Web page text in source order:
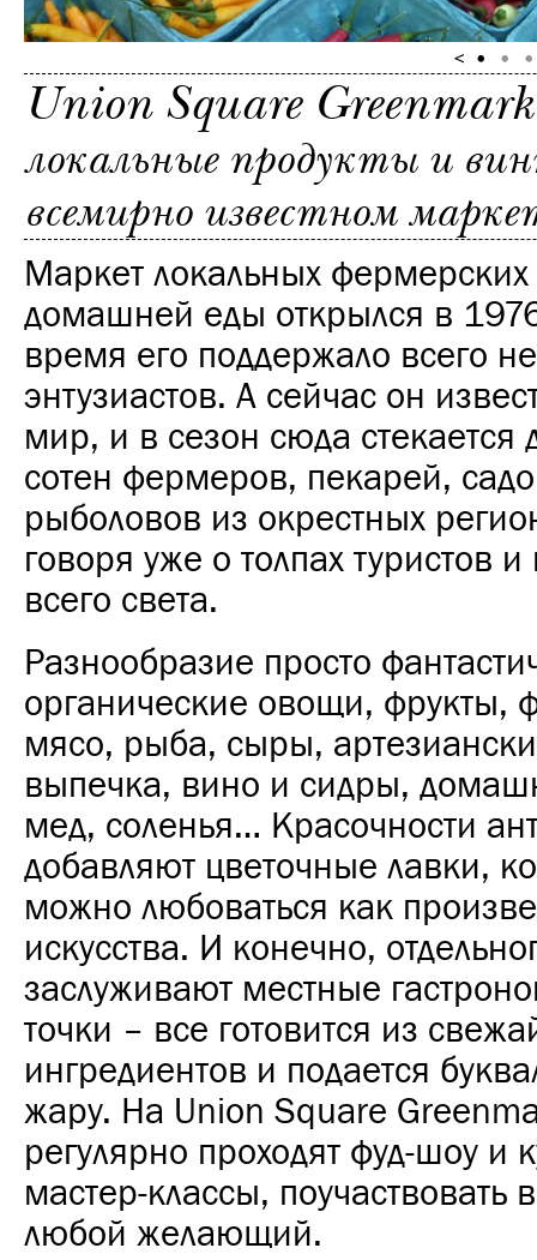
Union Square
локальные продукты и
всемирно известном
Маркет локальных фермерских
домашней еды открылся в
время его поддержало всего
энтузиастов. А сейчас он
мир, и в сезон сюда стекается
сотен фермеров, пекарей,
рыболовов из окрестных
говоря уже о толпах туристов
всего света.
Разнообразие просто
органические овощи, фрукты,
мясо, рыба, сыры,
выпечка, вино и сидры,
мед, соленья… Красочности
добавляют цветочные лавки,
можно любоваться как
искусства. И конечно,
заслуживают местные
точки – все готовится из
ингредиентов и подается
жару. На Union Square
регулярно проходят фуд-шоу и
мастер-классы, поучаствовать
любой желающий.